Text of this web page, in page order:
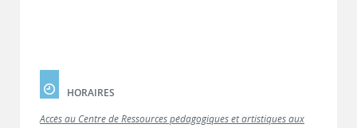
HORAIRES
Accès au Centre de Ressources pédagogiques et artistiques aux